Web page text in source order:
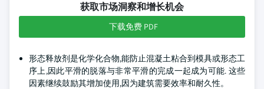
获取市场洞察和增长机会
下载免费 PDF
形态释放剂是化学化合物,能防止混凝土粘合到模具或形态工
序上,因此平滑的脱落与非常平滑的完成一起成为可能. 这些
因素继续鼓励其增加使用,因为建筑需要效率和耐久性。